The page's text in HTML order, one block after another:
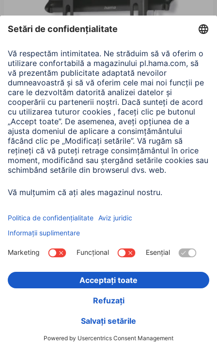
Hama Suport de perete TV, fix, 122 cm (48") pana la
25 kg, distanta pereti 2,3cm
00220805
90,90 RON